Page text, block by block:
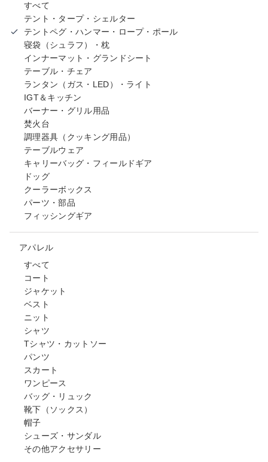
すべて
テント・タープ・シェルター
テントペグ・ハンマー・ロープ・ポール
寝袋（シュラフ）・枕
インナーマット・グランドシート
テーブル・チェア
ランタン（ガス・LED）・ライト
IGT＆キッチン
バーナー・グリル用品
焚火台
調理器具（クッキング用品）
テーブルウェア
キャリーバッグ・フィールドギア
ドッグ
クーラーボックス
パーツ・部品
フィッシングギア
アパレル
すべて
コート
ジャケット
ベスト
ニット
シャツ
Tシャツ・カットソー
パンツ
スカート
ワンピース
バッグ・リュック
靴下（ソックス）
帽子
シューズ・サンダル
その他アクセサリー